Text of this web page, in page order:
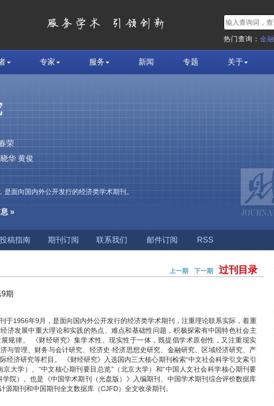
热门查询： 金融
专家 服务 新闻 专题 关于
荣
华 黄俊
是面向国内外公开发行的经济类学术期刊。
»
投稿指南 期刊订阅 联系我们 邮件订阅 RSS
上一期 下一期过刊目录
期
刊于1956年9月，是面向国内外公开发行的经济类学术期刊，注重理论联系实际，着重
济发展中重大理论和实践的热点、难点和基础性问题，积极探索有中国特色社会主
展规律。 《财经研究》集学术性、现实性于一体，既提倡学术原创性，又注重现实
与管理、财务与会计研究、经济史·经济思想史研究、金融研究、区域经济研究、产
经济研究等栏目。 《财经研究》入选国内三大核心期刊检索“中文社会科学引文索引
京大学）、“中文核心期刊要目总览”（北京大学）和“中国人文社会科学核心期刊要
学院）。也是《中国学术期刊（光盘版）》入编期刊、中国学术期刊综合评价数据库
源期刊和中国期刊全文数据库（CJFD）全文收录期刊。